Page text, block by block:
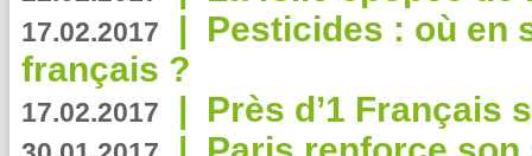
17.02.2017 | Pesticides : où en
français ?
17.02.2017 | Près d’1 Français